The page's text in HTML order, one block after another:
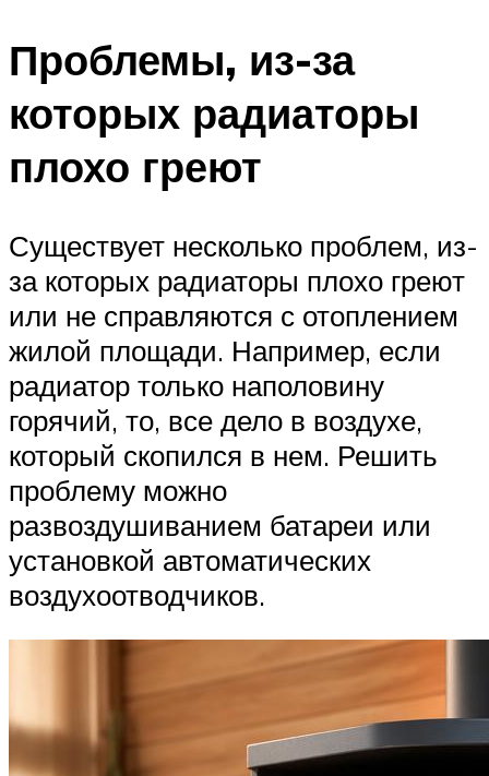
Проблемы, из-за
которых радиаторы
плохо греют
Существует несколько проблем, из-
за которых радиаторы плохо греют
или не справляются с отоплением
жилой площади. Например, если
радиатор только наполовину
горячий, то, все дело в воздухе,
который скопился в нем. Решить
проблему можно
развоздушиванием батареи или
установкой автоматических
воздухоотводчиков.